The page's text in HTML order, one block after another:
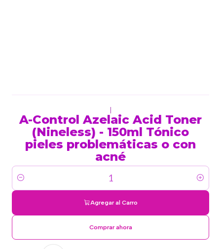
A-Control Azelaic Acid Toner
(Nineless) - 150ml Tónico
pieles problemáticas o con
acné
Cantidad
Agregar al Carro
Comprar ahora